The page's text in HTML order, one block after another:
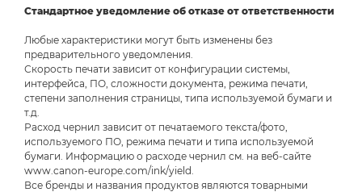
Стандартное уведомление об отказе от ответственности
Любые характеристики могут быть изменены без
предварительного уведомления.
Скорость печати зависит от конфигурации системы,
интерфейса, ПО, сложности документа, режима печати,
степени заполнения страницы, типа используемой бумаги и
т.д.
Расход чернил зависит от печатаемого текста/фото,
используемого ПО, режима печати и типа используемой
бумаги. Информацию о расходе чернил см. на веб-сайте
www.canon-europe.com/ink/yield.
Все бренды и названия продуктов являются товарными